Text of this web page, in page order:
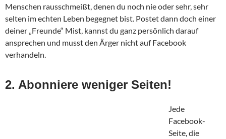
Menschen rausschmeißt, denen du noch nie oder sehr, sehr
selten im echten Leben begegnet bist. Postet dann doch einer
deiner „Freunde“ Mist, kannst du ganz persönlich darauf
ansprechen und musst den Ärger nicht auf Facebook
verhandeln.
2. Abonniere weniger Seiten!
Jede
Facebook-
Seite, die